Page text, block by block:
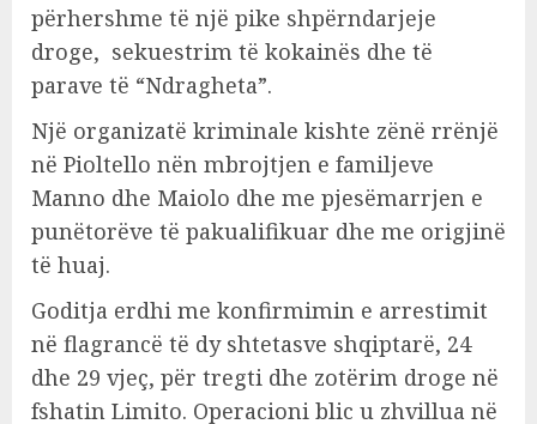
përhershme të një pike shpërndarjeje
droge, sekuestrim të kokainës dhe të
parave të “Ndragheta”.
Një organizatë kriminale kishte zënë rrënjë
në Pioltello nën mbrojtjen e familjeve
Manno dhe Maiolo dhe me pjesëmarrjen e
punëtorëve të pakualifikuar dhe me origjinë
të huaj.
Goditja erdhi me konfirmimin e arrestimit
në flagrancë të dy shtetasve shqiptarë, 24
dhe 29 vjeç, për tregti dhe zotërim droge në
fshatin Limito. Operacioni blic u zhvillua në